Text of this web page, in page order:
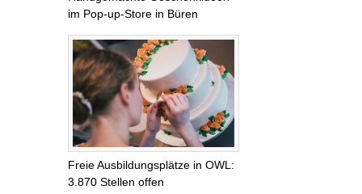
im Pop-up-Store in Büren
Freie Ausbildungsplätze in OWL:
3.870 Stellen offen